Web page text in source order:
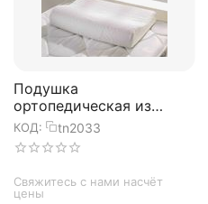
Подушка
ортопедическая из
латекса белого цвета
Visco 40х60х6 см, TAC
КОД: tn2033
Свяжитесь с нами насчёт
цены